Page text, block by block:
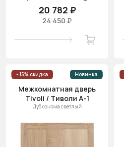
20 782 ₽
24 450 ₽
- 15% скидка Новинка
Межкомнатная дверь
Tivoli / Тиволи А-1
Дуб сонома светлый